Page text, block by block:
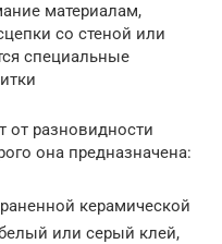
материалам,
со стеной или
специальные
от разновидности
она предназначена:
керамической
или серый клей,